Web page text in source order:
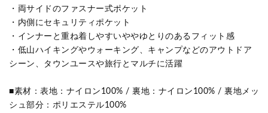
・両サイドのファスナー式ポケット
・内側にセキュリティポケット
・インナーと重ね着しやすいややゆとりのあるフィット感
・低山ハイキングやウォーキング、キャンプなどのアウトドア
シーン、タウンユースや旅行とマルチに活躍
■素材：表地：ナイロン100% / 裏地：ナイロン100% / 裏地メッ
シュ部分：ポリエステル100%